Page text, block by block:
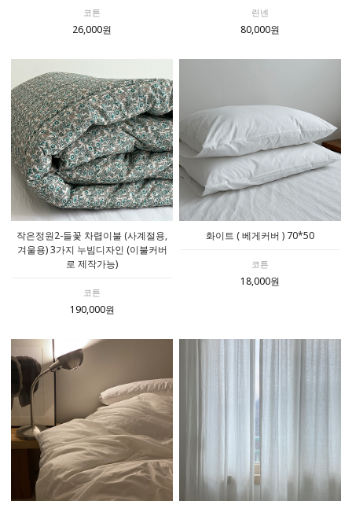
코튼
26,000원
린넨
80,000원
작은정원2-들꽃 차렵이불 (사계절용,
겨울용) 3가지 누빔디자인 (이불커버
로 제작가능)
코튼
190,000원
화이트 ( 베게커버 ) 70*50
코튼
18,000원